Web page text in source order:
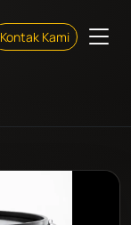
Kontak Kami